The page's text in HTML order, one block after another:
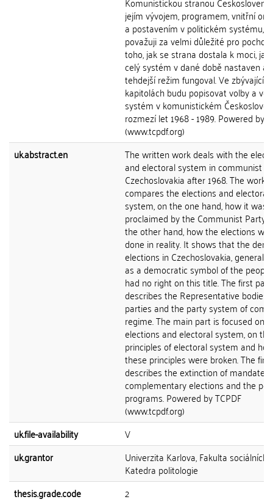
jejím vývojem, programem, vnitřní
a postavením v politickém systému,
považuji za velmi důležité pro
toho, jak se strana dostala k moci, jak
celý systém v dané době nastaven a
tehdejší režim fungoval. Ve zbývajících
kapitolách budu popisovat volby a
systém v komunistickém
rozmezí let 1968 - 1989. Powered by
(www.tcpdf.org)
uk.abstract.en
The written work deals with the
and electoral system in communist
Czechoslovakia after 1968. The work
compares the elections and electoral
system, on the one hand, how it was
proclaimed by the Communist Party
the other hand, how the elections
done in reality. It shows that the
elections in Czechoslovakia,
as a democratic symbol of the
had no right on this title. The first part
describes the Representative bodies,
parties and the party system of
regime. The main part is focused on
elections and electoral system, on the
principles of electoral system and
these principles were broken. The
describes the extinction of mandate,
complementary elections and the
programs. Powered by TCPDF
(www.tcpdf.org)
uk.file-availability
V
uk.grantor
Univerzita Karlova, Fakulta sociálních
Katedra politologie
thesis.grade.code
2